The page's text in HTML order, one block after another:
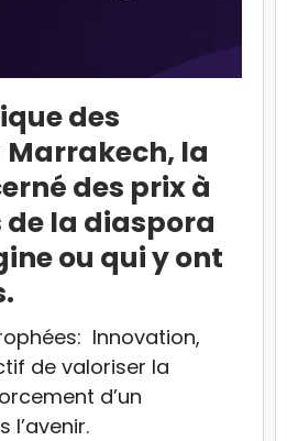
des
Marrakech, la
des prix à
la diaspora
ou qui y ont
Innovation,
de valoriser la
d’un